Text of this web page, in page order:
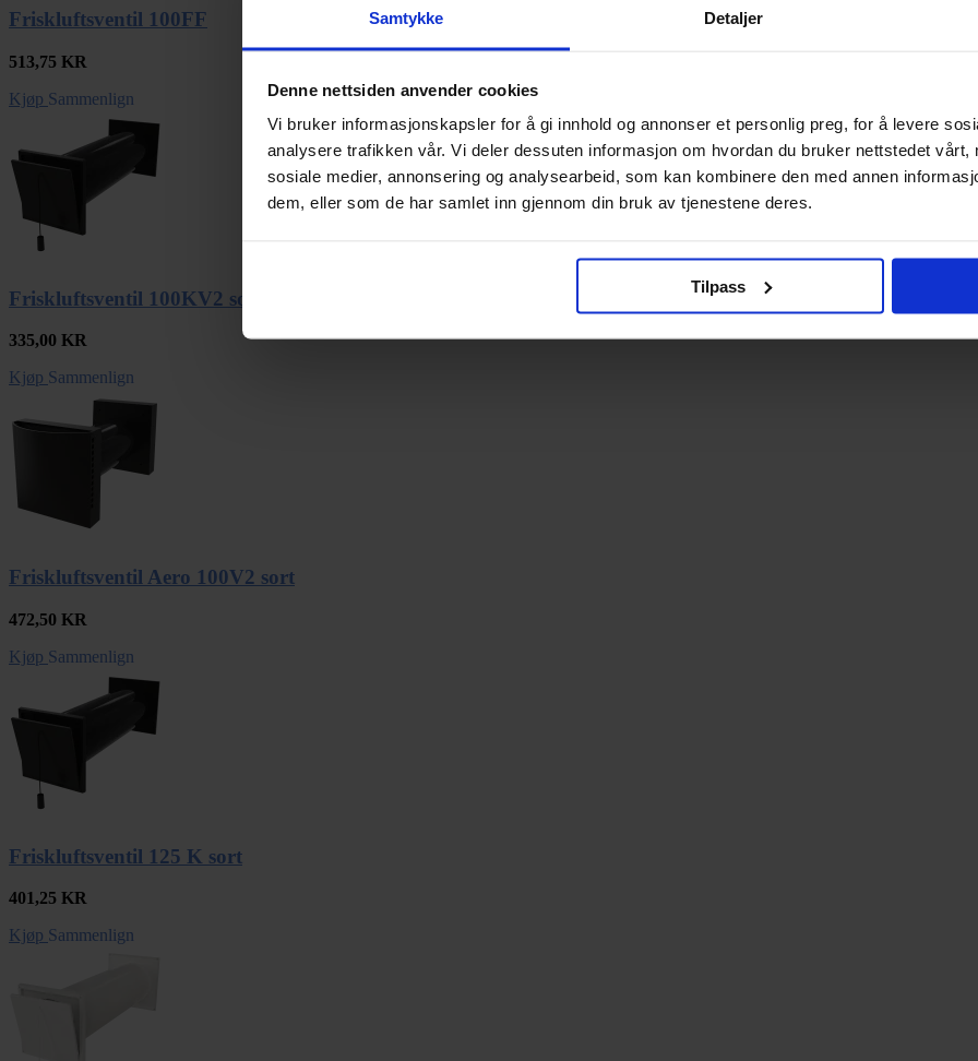
Samtykke Detaljer
Denne nettsiden anvender cookies
Vi bruker informasjonskapsler for å gi innhold og annonser et personlig preg, for å levere
analysere trafikken vår. Vi deler dessuten informasjon om hvordan du bruker nettstedet vårt,
sosiale medier, annonsering og analysearbeid, som kan kombinere den med annen
dem, eller som de har samlet inn gjennom din bruk av tjenestene deres.
Tilpass
Friskluftsventil 100FF
513,75 KR
Kjøp Sammenlign
Friskluftsventil 100KV2 sort
335,00 KR
Kjøp Sammenlign
Friskluftsventil Aero 100V2 sort
472,50 KR
Kjøp Sammenlign
Friskluftsventil 125 K sort
401,25 KR
Kjøp Sammenlign